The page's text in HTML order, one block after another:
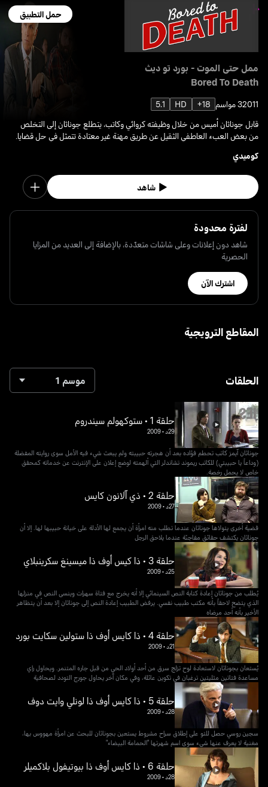
حمل التطبيق
ممل حتى الموت - بورد تو ديث
Bored To Death
20113 مواسم 18+
HD
5.1
قابل جوناثان أميس من خلال وظيفته كروائي وكاتب، يتطلع جوناثان إلى التخلص
من بعض العبء العاطفي الثقيل عن طريق مهنة غير معتادة تتمثل في حل قضايا.
كوميدي
شاهد
لفترة محدودة
شاهد دون إعلانات وعلى شاشات متعدّدة، بالإضافة إلى العديد من المزايا
الحصرية
اشترك الآن
المقاطع الترويجية
الحلقات موسم 1
حلقة 1 • ستوكهولم سيندروم
29د •
2009
جوناثان آيمز كاتب تحطم فؤاده بعد أن هجرته حبيبته ولم يبعث شيء فيه الأمل سوى روايته المفضلة
(وداعاً يا حبيبتي) للكاتب ريموند تشاندلر التي ألهمته لوضع إعلان على الإنترنت عن خدماته كمحقق
خاص لا يحمل رخصة.
حلقة 2 • ذي آلانون كايس
27د •
2009
قضية أخرى يتولاها جوناثان عندما تطلب منه امرأة أن يجمع لها الأدلة على خيانة حبيبها لها. إلا أن
جوناثان يكتشف حقائق مفاجئة عندما يلاحق الرجل
حلقة 3 • ذا كيس أوف ذا ميسينغ سكرينبلاي
25د •
2009
يُطلب من جوناثان إعادة كتابة النص السينمائي إلا أنه يخرج مع فتاة سهرات وينسى النص في منزلها
الذي يتضح لاحقاً بأنه مكتب طبيب نفسي. يرفض الطبيب إعادة النص إلى جوناثان إلا بعد أن يتظاهر
الأخير بأنه أحد مرضاه
حلقة 4 • ذا كايس أوف ذا ستولين سكايت بورد
21د •
2009
يُستعان بجوناثان لاستعادة لوح تزلج سرق من أحد أولاد الحي من قبل جاره المتنمر. ويحاول راي
مساعدة فتاتين مثليتين ترغبان في تكوين عائلة، وفي مكان آخر يحاول جورج التودد لصحافية
حلقة 5 • ذا كايس أوف ذا لونلي وايت دوف
28د •
2009
سجين روسي حصل للتو على إطلاق سراح مشروط يستعين بجوناثان للبحث عن امرأة مهووس بها،
مغنية لا يعرف عنها شيء سوى اسم شهرتها "الحمامة البيضاء"
حلقة 6 • ذا كايس أوف ذا بيوتيفول بلاكميلر
28د •
2009